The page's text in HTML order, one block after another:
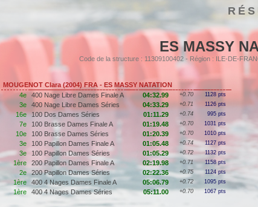
ES MASSY
Code de la structure : 11309100402 - Région : ILE-DE-
MOUGENOT Clara (2004) FRA - ES MASSY NATATION
4e
400 Nage Libre Dames Finale A 04:32.99 +0.70 1128 pts
3e 400 Nage Libre Dames Séries 04:33.29 +0.71 1126 pts
16e 100 Dos Dames Séries 01:11.29 +0.74 995 pts
7e 100 Brasse Dames Finale A 01:19.48 +0.70 1031 pts
10e 100 Brasse Dames Séries 01:20.39 +0.70 1010 pts
3e 100 Papillon Dames Finale A 01:05.48 +0.74 1127 pts
3e 100 Papillon Dames Séries 01:05.29 +0.72 1132 pts
1ère 200 Papillon Dames Finale A 02:19.98 +0.71 1158 pts
2e 200 Papillon Dames Séries 02:22.36 +0.75 1124 pts
1ère 400 4 Nages Dames Finale A 05:06.79 +0.72 1095 pts
1ère 400 4 Nages Dames Séries 05:11.00 +0.70 1067 pts